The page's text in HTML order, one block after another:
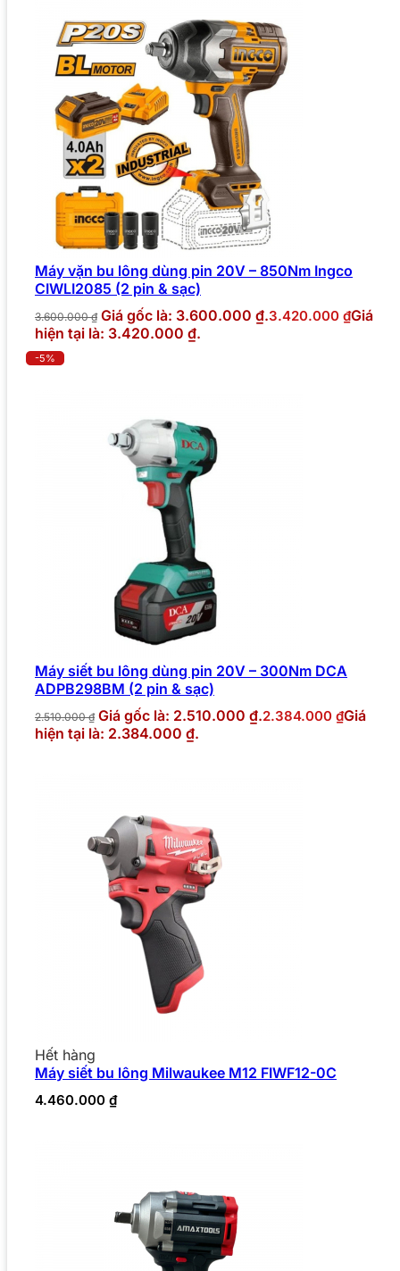
Máy vặn bu lông dùng pin 20V – 850Nm Ingco
CIWLI2085 (2 pin & sạc)
3.600.000₫ Giá gốc là: 3.600.000 ₫.3.420.000 ₫Giá
hiện tại là: 3.420.000 ₫.
-5%
Máy siết bu lông dùng pin 20V – 300Nm DCA
ADPB298BM (2 pin & sạc)
2.510.000₫ Giá gốc là: 2.510.000 ₫.2.384.000 ₫Giá
hiện tại là: 2.384.000 ₫.
Hết hàng
Máy siết bu lông Milwaukee M12 FIWF12-0C
4.460.000 ₫